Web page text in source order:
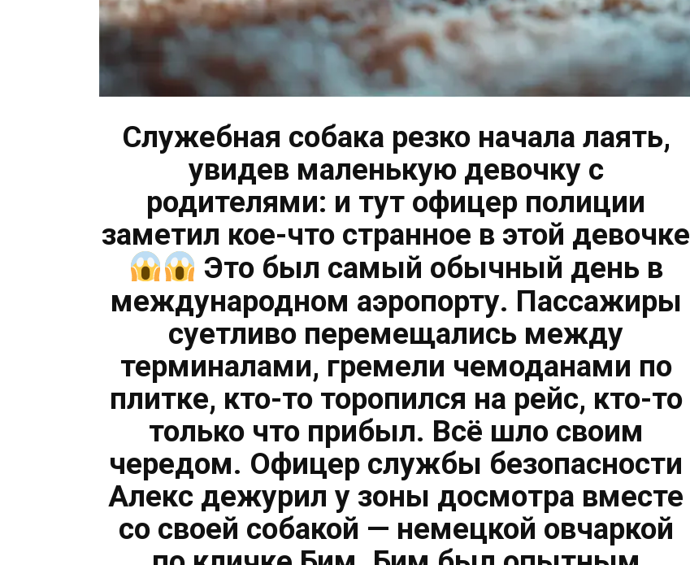
Служебная собака резко начала лаять,
увидев маленькую девочку с
родителями: и тут офицер полиции
заметил кое-что странное в этой девочке
Это был самый обычный день в
международном аэропорту. Пассажиры
суетливо перемещались между
терминалами, гремели чемоданами по
плитке, кто-то торопился на рейс, кто-то
только что прибыл. Всё шло своим
чередом. Офицер службы безопасности
Алекс дежурил у зоны досмотра вместе
со своей собакой — немецкой овчаркой